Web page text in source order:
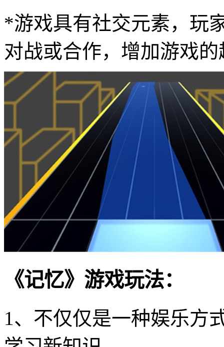
*游戏具有社交元素，玩
对战或合作，增加游戏
《记忆》游戏玩法：
1、不仅仅是一种娱乐方